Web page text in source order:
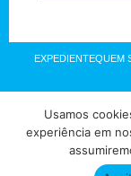
EXPEDIENTEQUEM
Direitos reservados à
Agências: Kriativuz –
hostgut.com.br
Usamos
experiência em